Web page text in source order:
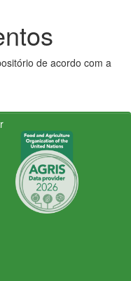
de acordo com a